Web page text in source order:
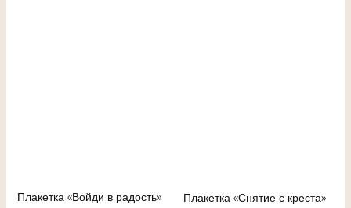
Плакетка «Войди в радость» Плакетка «Снятие с креста»